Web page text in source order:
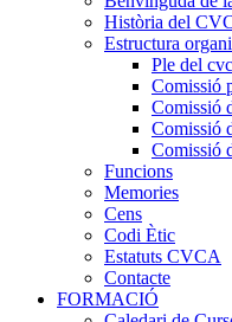
Història del
Estructura
Ple del
Comissió
Comissió
Comissió
Comissió
Funcions
Memories
Cens
Codi Ètic
Estatuts CVCA
Contacte
FORMACIÓ